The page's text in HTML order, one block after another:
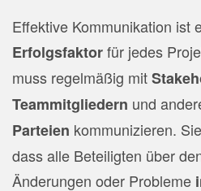
Effektive Kommunikation ist
Erfolgsfaktorfür jedes
muss regelmäßig mit
Teammitgliedern und
Parteien kommunizieren.
dass alle Beteiligten über
Änderungen oder Probleme